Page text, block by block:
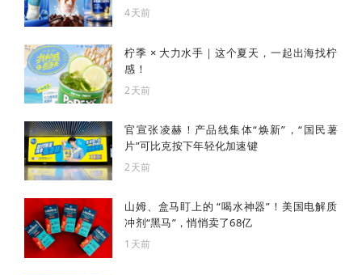
4天前
柠季 × 大力水手｜这个夏天，一起出海找柠
感！
2天前
官宣张凌赫！产品线集体“焕新”，“国民薯
片”可比克按下年轻化加速键
2天前
山姆、盒马盯上的 “喝水神器”！美国电解质
冲剂“黑马”，悄悄卖了68亿
1天前